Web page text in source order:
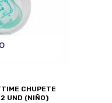
CHUPETE
UND (NIÑO)